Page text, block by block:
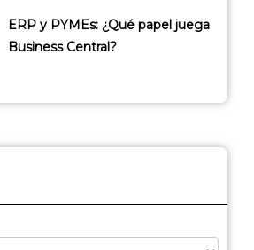
ERP y PYMEs: ¿Qué papel juega
Business Central?